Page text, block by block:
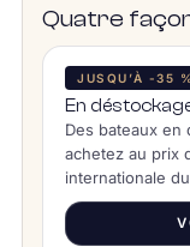
Quatre
JUSQU’À -35
En
Des bateaux en
achetez au prix
internationale